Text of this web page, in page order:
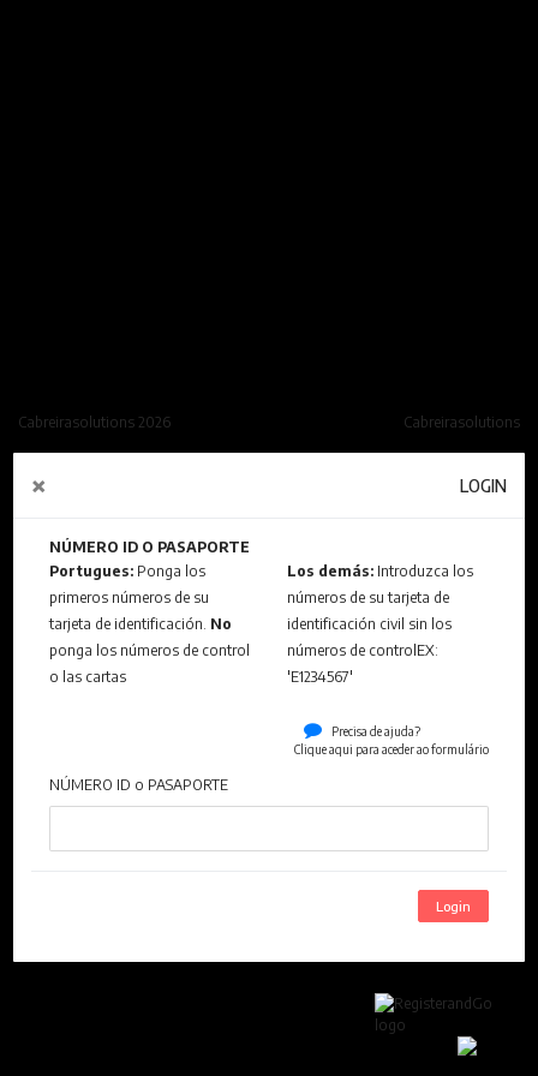
Cabreirasolutions 2026 Cabreirasolutions
× LOGIN
NÚMERO ID O PASAPORTE
Portugues: Ponga los
primeros números de su
tarjeta de identificación. No
ponga los números de control
o las cartas
Los demás: Introduzca los
números de su tarjeta de
identificación civil sin los
números de controlEX:
'E1234567'
Precisa de ajuda?
Clique aqui para aceder ao formulário
NÚMERO ID o PASAPORTE
Login